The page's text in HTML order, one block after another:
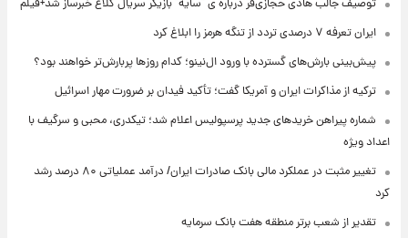
توصیف جالب هادی حجازی‌فر درباره ی "سایه" بازیگر سریال کلاغ خبرساز شد+فیلم
ایران تعرفه ۷ درصدی تردد از تنگه هرمز را ابلاغ کرد
پیش‌بینی بارش‌های گسترده با ورود ال‌نینو؛ کدام روزها پربارش‌تر خواهند بود؟
ترکیه از مذاکرات ایران و آمریکا گفت؛ تأکید فیدان بر ضرورت مهار اسرائیل
شماره پیراهن خریدهای جدید پرسپولیس اعلام شد؛ تیکدری، محبی و سرگیف با
اعداد ویژه
تغییر مثبت در عملکرد مالی بانک صادرات ایران/ درآمد عملیاتی ۸۰ درصد رشد
کرد
تقدیر از شعب برتر منطقه هفت بانک سرمایه